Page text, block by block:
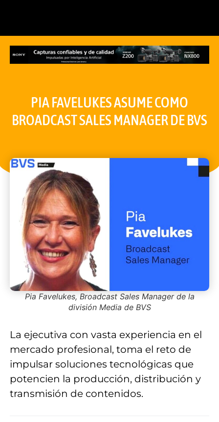
PIA FAVELUKES ASUME COMO
BROADCAST SALES MANAGER DE BVS
Pia Favelukes, Broadcast Sales Manager de la
división Media de BVS
La ejecutiva con vasta experiencia en el
mercado profesional, toma el reto de
impulsar soluciones tecnológicas que
potencien la producción, distribución y
transmisión de contenidos.